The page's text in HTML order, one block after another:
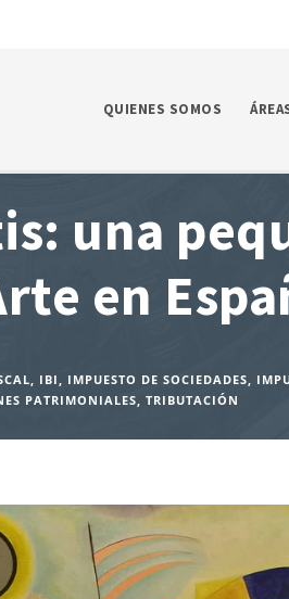
QUIENES SOMOS
una
en
, IBI, IMPUESTO DE SOCIEDADES,
PATRIMONIALES, TRIBUTACIÓN